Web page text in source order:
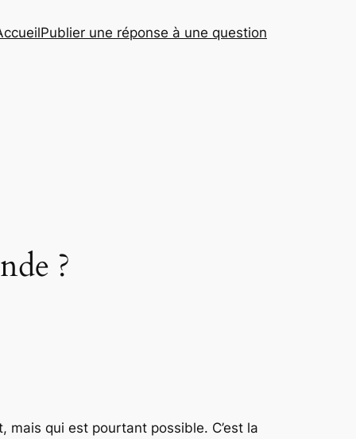
Publier une réponse à une question
?
mais qui est pourtant possible. C’est la